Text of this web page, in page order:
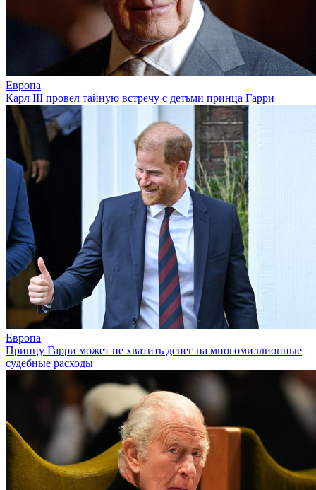
Европа
Карл III провел тайную встречу с детьми принца Гарри
Европа
Принцу Гарри может не хватить денег на многомиллионные
судебные расходы